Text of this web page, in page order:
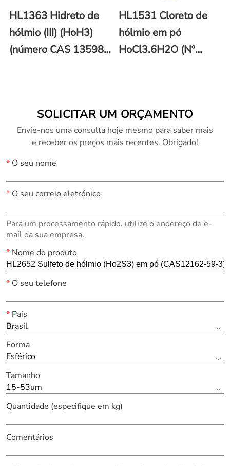
HL1363 Hidreto de
hólmio (III) (HoH3)
(número CAS 13598-
HL1531 Cloreto de
hólmio em pó
HoCl3.6H2O (Nº
SOLICITAR UM ORÇAMENTO
Envie-nos uma consulta hoje mesmo para saber mais
e receber os preços mais recentes. Obrigado!
*O seu nome
*O seu correio eletrónico
Para um processamento rápido, utilize o endereço de e-
mail da sua empresa.
*Nome do produto
*O seu telefone
*País
Brasil
Forma
Esférico
Tamanho
15-53um
Quantidade (especifique em kg)
Comentários